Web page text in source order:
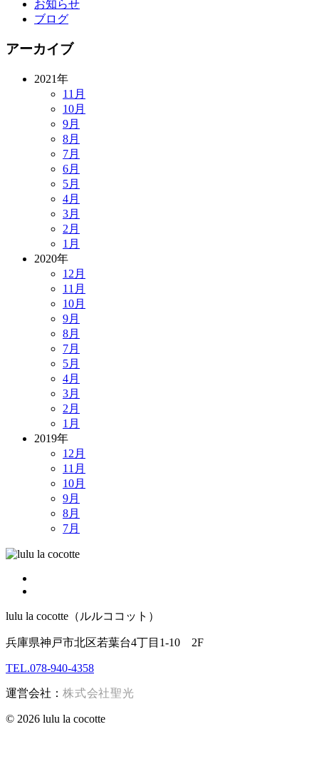
お知らせ
ブログ
アーカイブ
2021年
11月
10月
9月
8月
7月
6月
5月
4月
3月
2月
1月
2020年
12月
11月
10月
9月
8月
7月
5月
4月
3月
2月
1月
2019年
12月
11月
10月
9月
8月
7月
lulu la cocotte（ルルココット）
兵庫県神戸市北区若葉台4丁目1-10 2F
TEL.078-940-4358
運営会社： 株式会社聖光
© 2026 lulu la cocotte